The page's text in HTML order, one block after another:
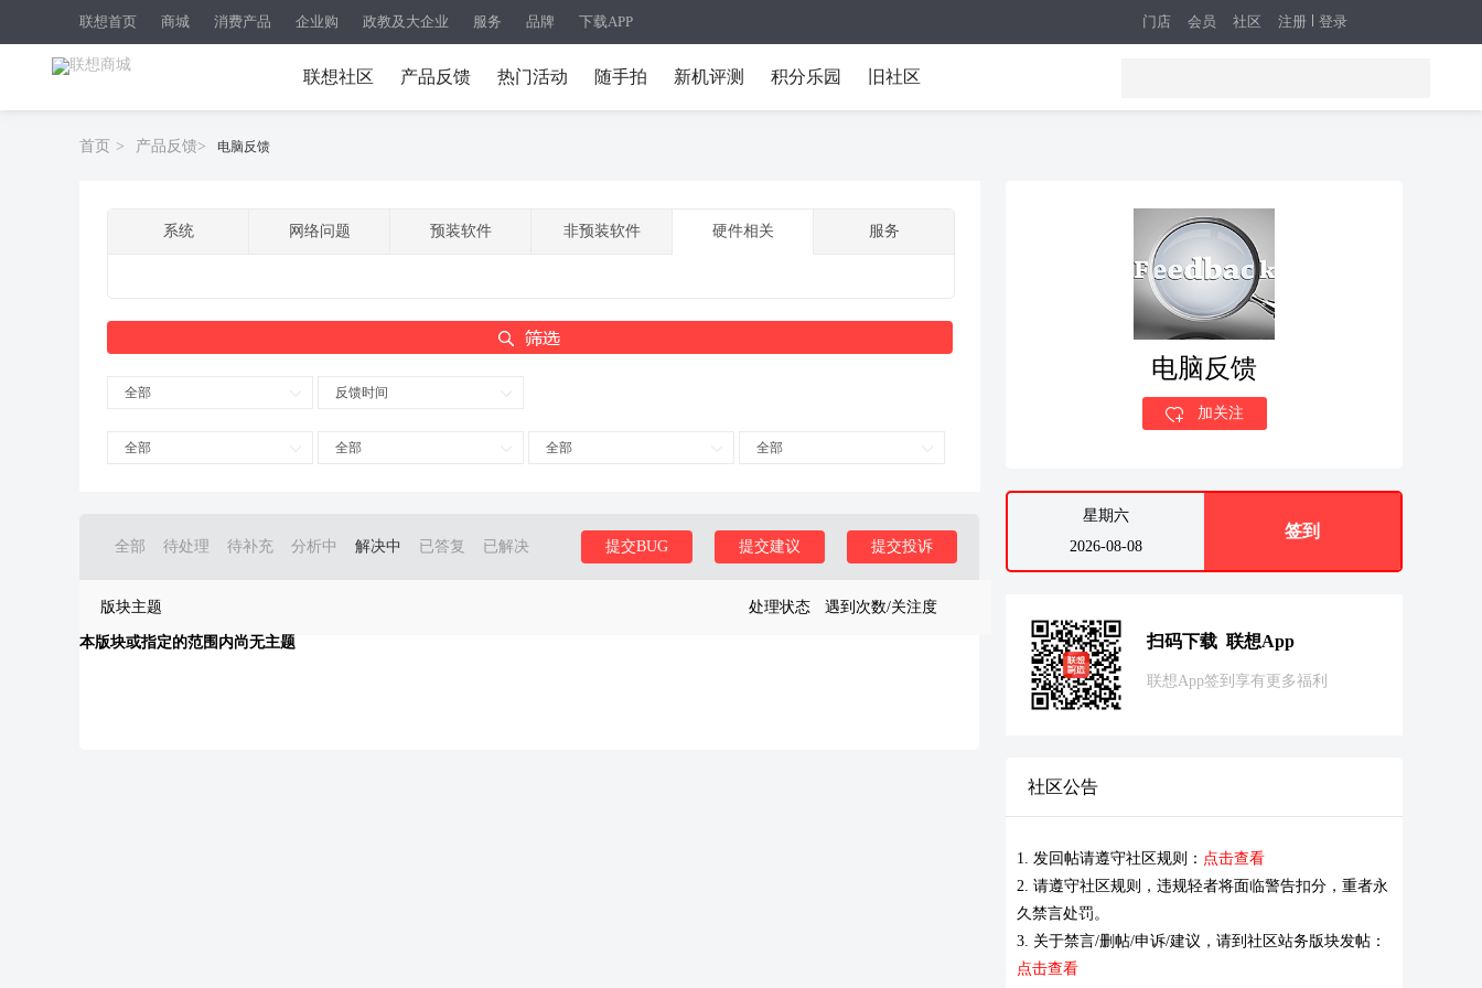
联想首页 商城 消费产品 企业购 政教及大企业 服务 品牌 下载APP 注册 登录
门店 会员 社区
联想社区 产品反馈 热门活动 随手拍 新机评测 积分乐园 旧社区
首页 > 产品反馈> 电脑反馈
系统 网络问题 预装软件 非预装软件 硬件相关 服务
全部 反馈时间
全部 全部 全部 全部
全部 待处理 待补充 分析中 解决中 已答复 已解决 提交投诉
提交建议
提交BUG
版块主题 处理状态 遇到次数/关注度
本版块或指定的范围内尚无主题
电脑反馈
加关注
星期六
2026-08-08
签到
扫码下载 联想App
联想App签到享有更多福利
社区公告
1. 发回帖请遵守社区规则： 点击查看
2. 请遵守社区规则，违规轻者将面临警告扣分，重者永
久禁言处罚。
3. 关于禁言/删帖/申诉/建议，请到社区站务版块发帖：
点击查看